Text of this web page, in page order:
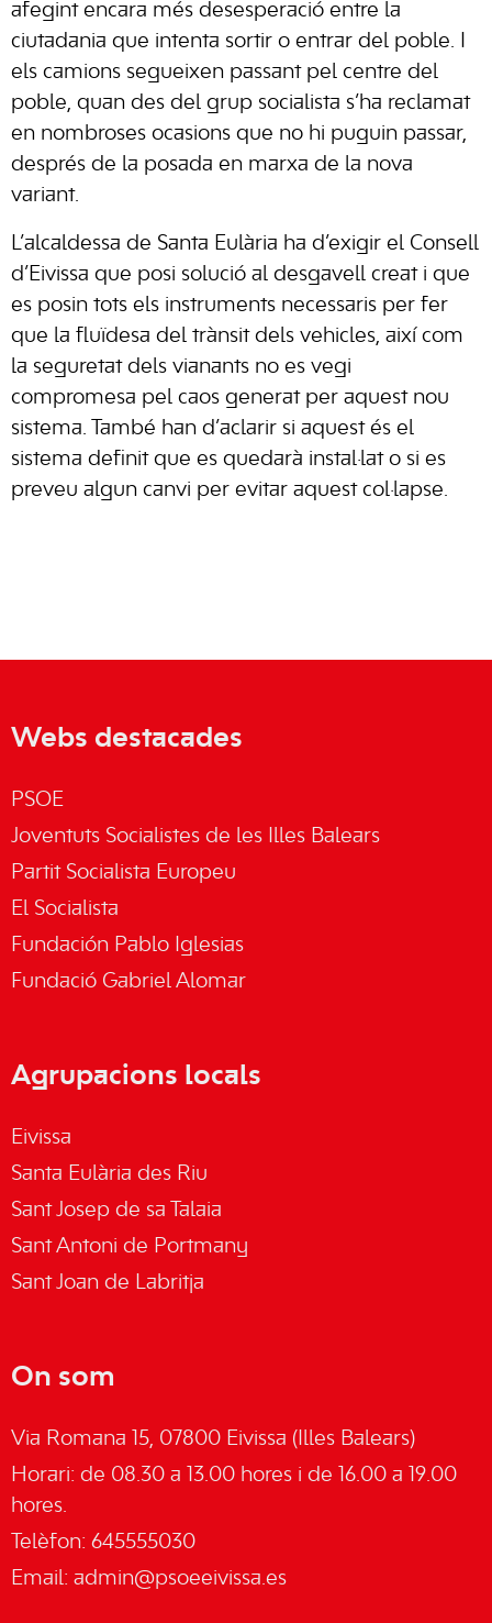
afegint encara més desesperació entre la
ciutadania que intenta sortir o entrar del poble. I
els camions segueixen passant pel centre del
poble, quan des del grup socialista s’ha reclamat
en nombroses ocasions que no hi puguin passar,
després de la posada en marxa de la nova
variant.
L’alcaldessa de Santa Eulària ha d’exigir el Consell
d’Eivissa que posi solució al desgavell creat i que
es posin tots els instruments necessaris per fer
que la fluïdesa del trànsit dels vehicles, així com
la seguretat dels vianants no es vegi
compromesa pel caos generat per aquest nou
sistema. També han d’aclarir si aquest és el
sistema definit que es quedarà instal·lat o si es
preveu algun canvi per evitar aquest col·lapse.
Webs destacades
PSOE
Joventuts Socialistes de les Illes Balears
Partit Socialista Europeu
El Socialista
Fundación Pablo Iglesias
Fundació Gabriel Alomar
Agrupacions locals
Eivissa
Santa Eulària des Riu
Sant Josep de sa Talaia
Sant Antoni de Portmany
Sant Joan de Labritja
On som
Via Romana 15, 07800 Eivissa (Illes Balears)
Horari: de 08.30 a 13.00 hores i de 16.00 a 19.00
hores.
Telèfon: 645555030
Email: admin@psoeeivissa.es